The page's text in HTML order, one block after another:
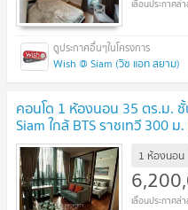
Wish @ Siam (วิช แอท สยาม)
คอนโด 1 ห้องนอน 35 ตร.ม.
Siam ใกล้ BTS ราชเทวี 300
1 ห้องนอน